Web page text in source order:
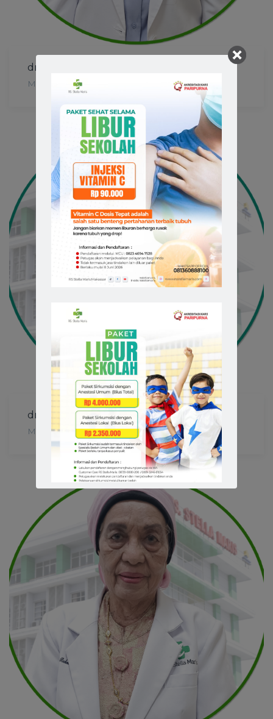
dr. Rahasiah Taufik, Sp. M (K)
MATA
dr. Liem, Meysie Kristi Harlimton., Sp.M
MATA